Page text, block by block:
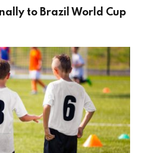
to Brazil World Cup